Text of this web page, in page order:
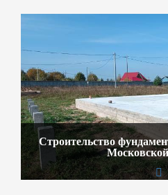
Строительство